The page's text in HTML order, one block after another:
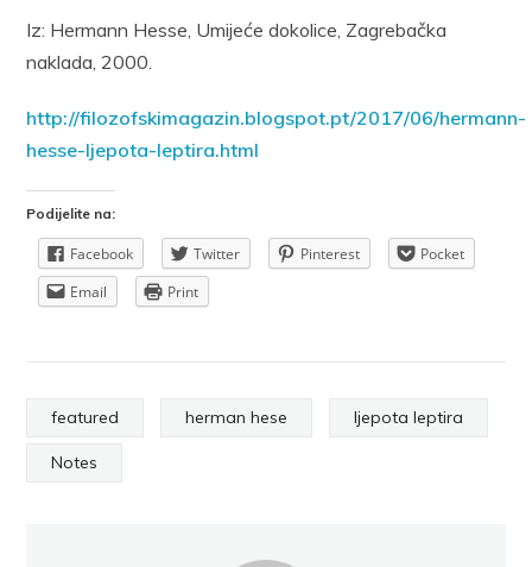
Iz: Hermann Hesse, Umijeće dokolice, Zagrebačka
naklada, 2000.
http://filozofskimagazin.blogspot.pt/2017/06/hermann-
hesse-ljepota-leptira.html
Podijelite na:
Facebook Twitter Pinterest
Pocket
Email
Print
featured herman hese ljepota leptira
Notes